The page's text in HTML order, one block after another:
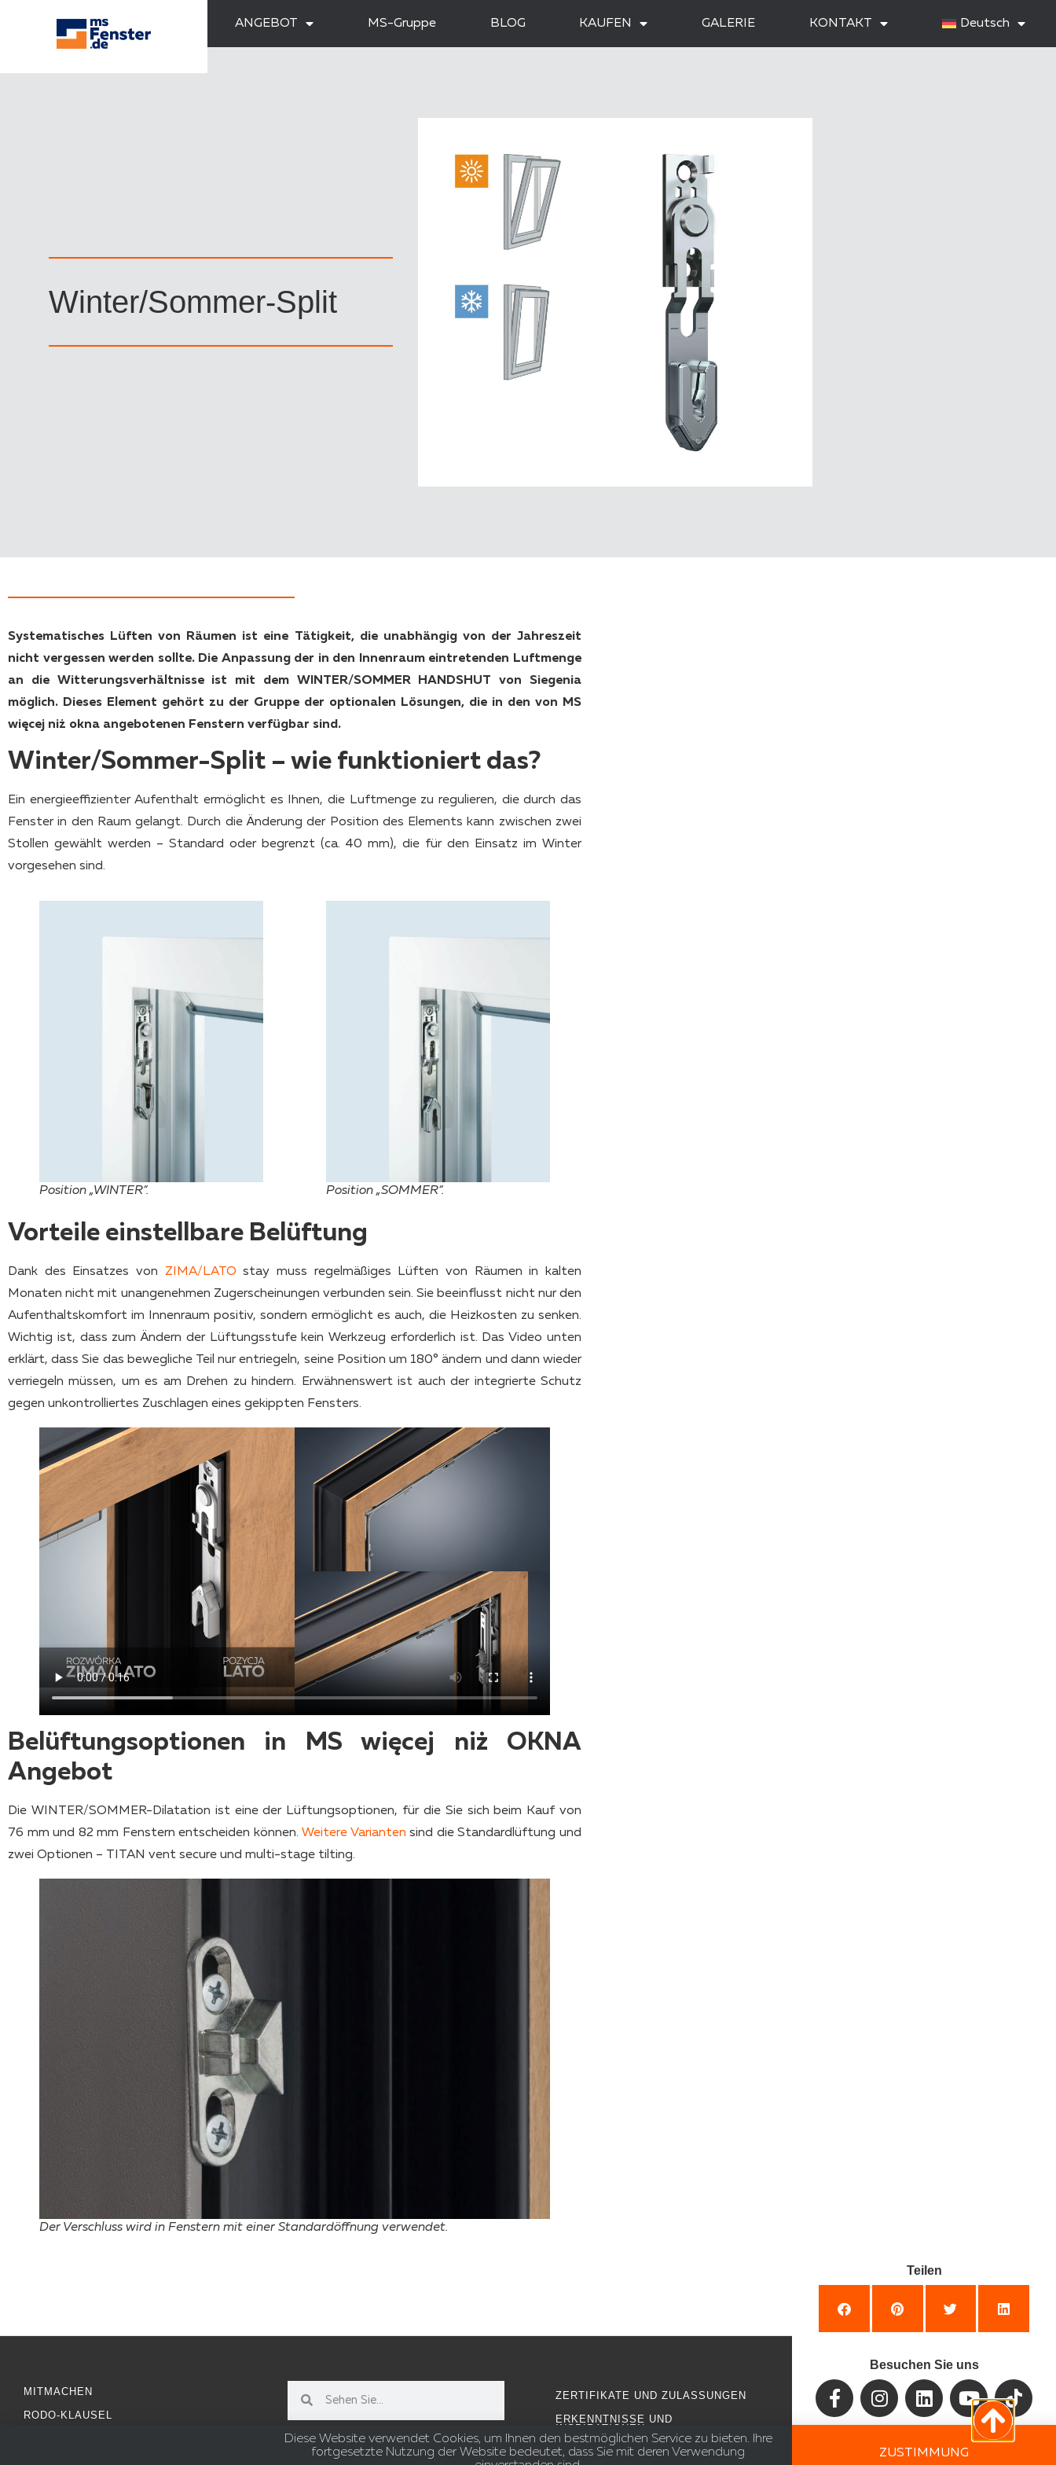
ANGEBOT MS-Gruppe BLOG KAUFEN GALERIE KONTAKT Deutsch
Winter/Sommer-Split
Systematisches Lüften von Räumen ist eine Tätigkeit, die unabhängig von der Jahreszeit
nicht vergessen werden sollte. Die Anpassung der in den Innenraum eintretenden Luftmenge
an die Witterungsverhältnisse ist mit dem WINTER/SOMMER HANDSHUT von Siegenia
möglich. Dieses Element gehört zu der Gruppe der optionalen Lösungen, die in den von MS
więcej niż okna angebotenen Fenstern verfügbar sind.
Winter/Sommer-Split – wie funktioniert das?
Ein energieeffizienter Aufenthalt ermöglicht es Ihnen, die Luftmenge zu regulieren, die durch das
Fenster in den Raum gelangt. Durch die Änderung der Position des Elements kann zwischen zwei
Stollen gewählt werden – Standard oder begrenzt (ca. 40 mm), die für den Einsatz im Winter
vorgesehen sind.
Position „WINTER“. Position „SOMMER“.
Vorteile einstellbare Belüftung
Dank des Einsatzes von ZIMA/LATO stay muss regelmäßiges Lüften von Räumen in kalten
Monaten nicht mit unangenehmen Zugerscheinungen verbunden sein. Sie beeinflusst nicht nur den
Aufenthaltskomfort im Innenraum positiv, sondern ermöglicht es auch, die Heizkosten zu senken.
Wichtig ist, dass zum Ändern der Lüftungsstufe kein Werkzeug erforderlich ist. Das Video unten
erklärt, dass Sie das bewegliche Teil nur entriegeln, seine Position um 180° ändern und dann wieder
verriegeln müssen, um es am Drehen zu hindern. Erwähnenswert ist auch der integrierte Schutz
gegen unkontrolliertes Zuschlagen eines gekippten Fensters.
Belüftungsoptionen in MS więcej niż OKNA
Angebot
Die WINTER/SOMMER-Dilatation ist eine der Lüftungsoptionen, für die Sie sich beim Kauf von
76 mm und 82 mm Fenstern entscheiden können.Weitere Varianten sind die Standardlüftung und
zwei Optionen – TITAN vent secure und multi-stage tilting.
Der Verschluss wird in Fenstern mit einer Standardöffnung verwendet.
MITMACHEN
RODO-KLAUSEL
ZERTIFIKATE UND ZULASSUNGEN
ERKENNTNISSE UND
INSPIRATIONEN
Teilen
Besuchen Sie uns
Alle Rechte vorbehalten
Diese Website verwendet Cookies, um Ihnen den bestmöglichen Service zu bieten. Ihre
fortgesetzte Nutzung der Website bedeutet, dass Sie mit deren Verwendung
ZUSTIMMUNG